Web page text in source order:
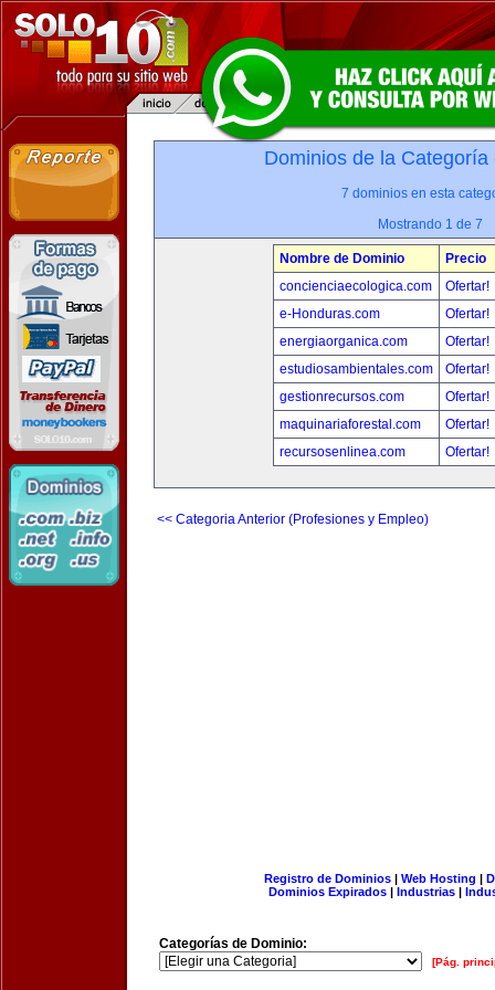
Dominios de la
7 dominios en esta
Mostrando 1 de 7
Nombre de Dominio
Precio
concienciaecologica.com
Ofertar!
e-Honduras.com
Ofertar!
energiaorganica.com
Ofertar!
estudiosambientales.com
Ofertar!
gestionrecursos.com
Ofertar!
maquinariaforestal.com
Ofertar!
recursosenlinea.com
Ofertar!
<< Categoria Anterior (Profesiones y Empleo)
Registro de Dominios| Web Hosting |
Dominios Expirados | Industrias |
Categorías de Dominio:
[Pág.